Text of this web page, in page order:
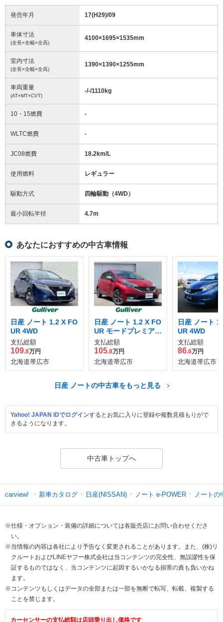
発売年月 17(H29)/09
車体寸法
(全長×全幅×全高)
4100×1695×1535mm
室内寸法
(全長×全幅×全高)
1390×1390×1255mm
車両重量
(AT×MT×CVT)
-/-/1110kg
10・15燃費 -
WLTC燃費 -
JC08燃費 18.2km/L
使用燃料 レギュラー
駆動方式 四輪駆動（4WD）
最小回転半径 4.7m
あなたにおすすめの中古車情報
日産 ノート 1.2 X FO
UR 4WD
支払総額
109.8万円
北海道帯広市
日産 ノート 1.2 X FO
UR モードプレミア 4
WD
支払総額
105.8万円
北海道帯広市
日産 ノート
UR 4WD
支払総額
86.6万円
北海道帯広市
日産 ノートの中古車をもっと見る
Yahoo! JAPAN IDでログインするとお気に入りに登録や複数見積もりがで
きるようになります。
中古車トップへ
carview! 新車カタログ 日産(NISSAN) ノート e-POWER ノートの
※仕様・オプション・装備の詳細については各販売店にお問い合わせくださ
い。
※当情報の内容は各社により予告なく変更されることがあります。また、(株)リ
クルートおよびLINEヤフー株式会社は当コンテンツの完全性、無誤謬性を保
証するものではなく、当コンテンツに起因するいかなる損害の責も負いかね
ます。
※コンテンツもしくはデータの全部または一部を無断で転写、転載、複製する
ことを禁じます。
カーセンサーの支払総額は店頭乗り出し価格です